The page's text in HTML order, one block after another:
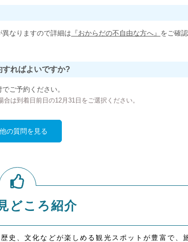
なりますので詳細は 『おからだの不自由な方へ』 をご確
ればよいですか?
ご予約ください。
は到着日前日の12月31日をご選択ください。
の質問を見る
どころ紹介
史、文化などが楽しめる観光スポットが豊富で、